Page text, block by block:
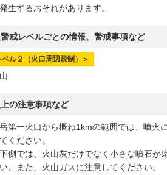
生するおそれがあります。
戒レベルごとの情報、警戒事項など
ベル２（火口周辺規制）＞
の注意事項など
第一火口から概ね1kmの範囲では、噴火
ください。
側では、火山灰だけでなく小さな噴石が
。また、火山ガスに注意してください。